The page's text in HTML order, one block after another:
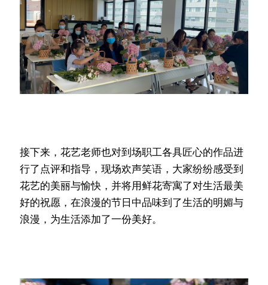
接下来，花艺老师也对到场职工各具匠心的作品进
行了点评和指导，现场欢声笑语，大家纷纷感受到
花艺的美丽与愉快，并将用鲜花寄寓了对生活最美
好的祝愿，在浪漫的节日中品味到了生活的明媚与
浪漫，为生活添加了一份美好。